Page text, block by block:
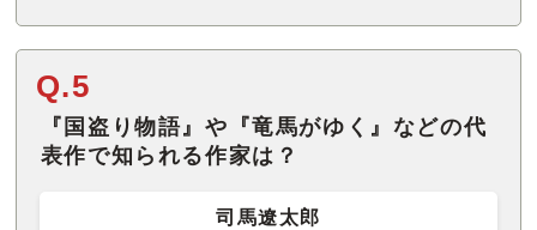
Q.5
『国盗り物語』や『竜馬がゆく』などの代
表作で知られる作家は？
司馬遼太郎